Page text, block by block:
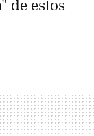
de estos